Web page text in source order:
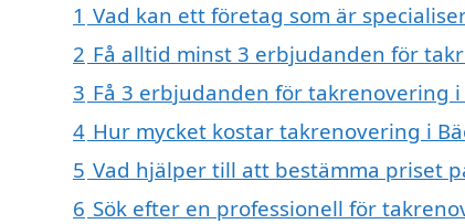
1 Vad kan ett företag som är
2 Få alltid minst 3 erbjudanden för
3 Få 3 erbjudanden för takrenovering
4 Hur mycket kostar takrenovering i
5 Vad hjälper till att bestämma priset
6 Sök efter en professionell för